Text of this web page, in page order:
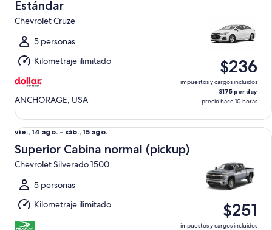
14
ago.
al
sáb.,
15
ago.
Estándar
Chevrolet Cruze
5 personas
Kilometraje ilimitado
ANCHORAGE, USA
$236
impuestos y cargos incluidos
$175 per day
precio hace 10 horas
Del
vie.,
14
ago.
al
sáb.,
15
ago.
vie., 14 ago. - sáb., 15 ago.
Superior Cabina normal (pickup)
Chevrolet Silverado 1500
5 personas
Kilometraje ilimitado
$251
impuestos y cargos incluidos
Superior Cabina normal (pickup) Chevrolet Silverado 1500